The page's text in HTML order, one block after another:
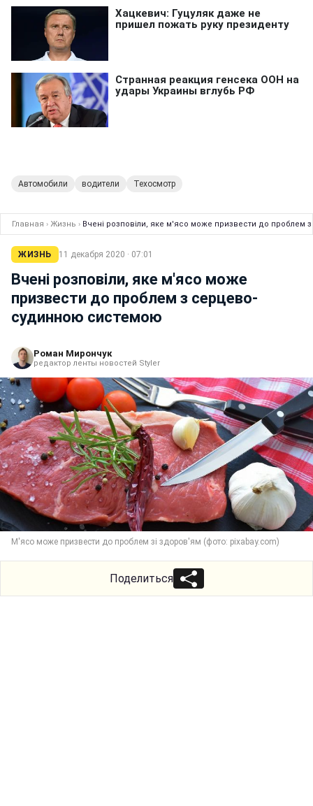
Автомобили водители Техосмотр
Главная › Жизнь › Вчені розповіли, яке м'ясо може призвести до
ЖИЗНЬ 11 декабря 2020 · 07:01
Вчені розповіли, яке м'ясо може
призвести до проблем з серцево-
судинною системою
Роман Мирончук
редактор ленты новостей Styler
М'ясо може призвести до проблем зі здоров'ям (фото: pixabay.com)
Поделиться